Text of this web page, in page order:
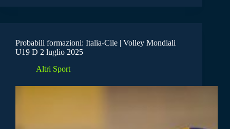
Probabili formazioni: Italia-Cile | Volley Mondiali
U19 D 2 luglio 2025
Altri Sport